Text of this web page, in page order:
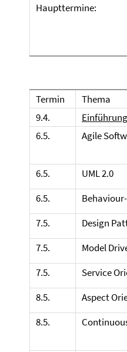
Haupttermine:
Termin Thema
9.4.
6.5.
Agile
6.5.
UML 2.0
6.5.
7.5.
Design
7.5.
Model
7.5.
Service
8.5.
Aspect
8.5.